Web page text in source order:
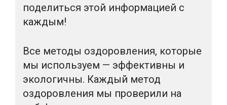
поделиться этой информацией с
каждым!
Все методы оздоровления, которые
мы используем — эффективны и
экологичны. Каждый метод
оздоровления мы проверили на